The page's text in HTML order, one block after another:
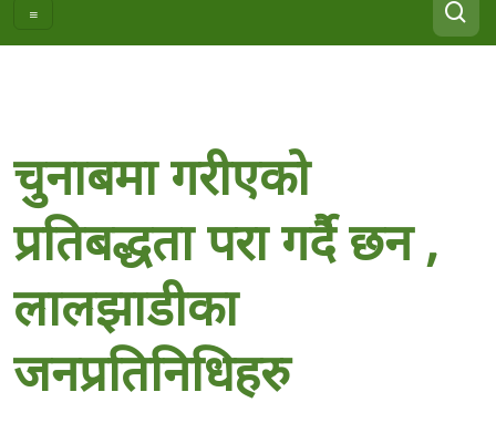
चुनाबमा गरीएको
प्रतिबद्धता परा गर्दै छन ,
लालझाडीका
जनप्रतिनिधिहरु